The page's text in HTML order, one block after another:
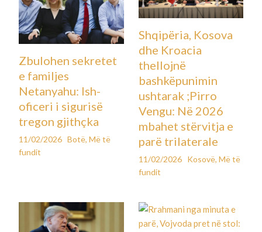
Zbulohen sekretet
e familjes
Netanyahu: Ish-
oficeri i sigurisë
tregon gjithçka
11/02/2026 Botë,Më të
fundit
Shqipëria, Kosova
dhe Kroacia
thellojnë
bashkëpunimin
ushtarak ;Pirro
Vengu: Në 2026
mbahet stërvitja e
parë trilaterale
11/02/2026 Kosovë, Më të
fundit